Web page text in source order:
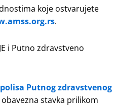
koje ostvarujete
.
i Putno zdravstveno
polisa Putnog zdravstvenog
obavezna stavka prilikom